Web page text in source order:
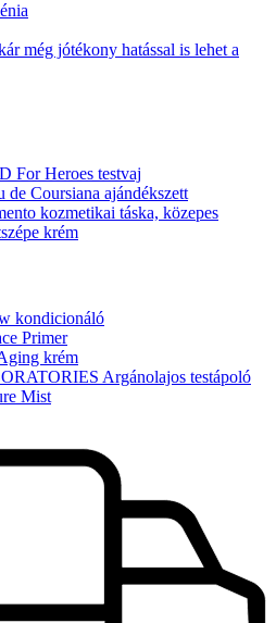
még jótékony hatással is lehet a
Heroes testvaj
de Coursiana ajándékszett
kozmetikai táska, közepes
krém
kondicionáló
Primer
krém
Argánolajos testápoló
Mist